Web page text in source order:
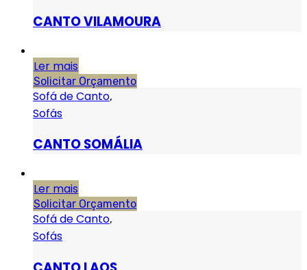
CANTO VILAMOURA
Ler mais
Solicitar Orçamento
Sofá de Canto,
Sofás
CANTO SOMÁLIA
Ler mais
Solicitar Orçamento
Sofá de Canto,
Sofás